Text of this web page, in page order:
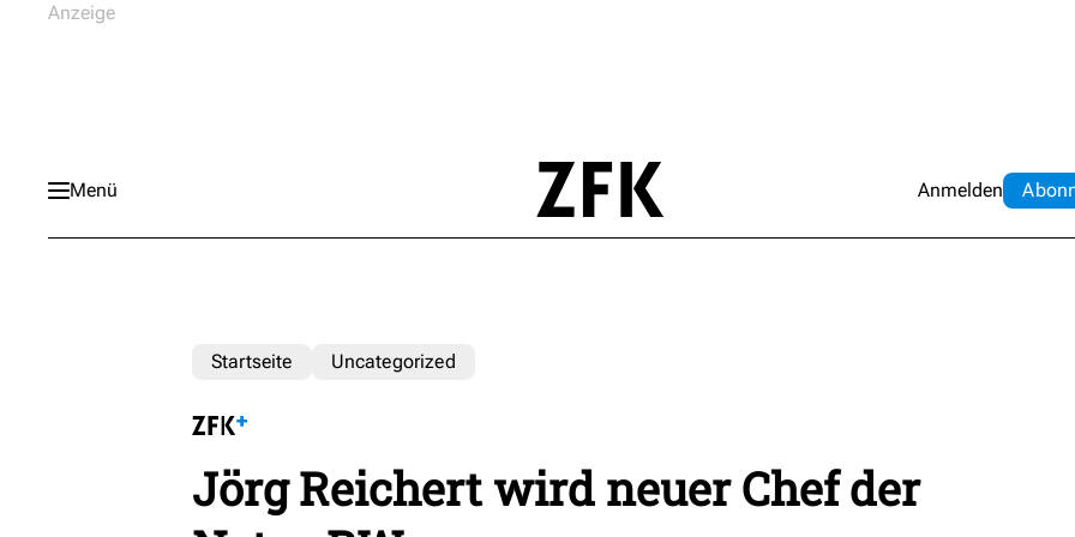
Menü Anmelden Abo
Startseite Uncategorized
Jörg Reichert wird neuer Chef der